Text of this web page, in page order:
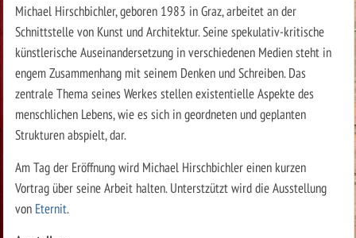
Michael Hirschbichler, geboren 1983 in Graz, arbeitet an der
Schnittstelle von Kunst und Architektur. Seine spekulativ-kritische
künstlerische Auseinandersetzung in verschiedenen Medien steht in
engem Zusammenhang mit seinem Denken und Schreiben. Das
zentrale Thema seines Werkes stellen existentielle Aspekte des
menschlichen Lebens, wie es sich in geordneten und geplanten
Strukturen abspielt, dar.
Am Tag der Eröffnung wird Michael Hirschbichler einen kurzen
Vortrag über seine Arbeit halten. Unterstzützt wird die Ausstellung
vonEternit.